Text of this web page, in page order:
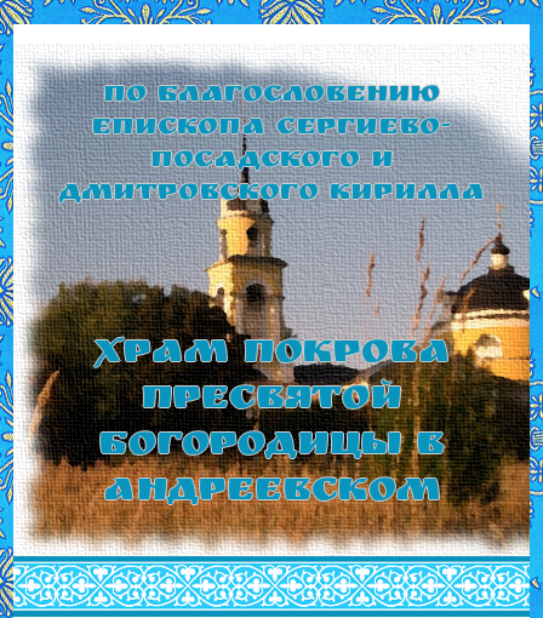
По благословению
Епископа Сергиево-
Посадского и
Дмитровского Кирилла
Храм Покрова
Пресвятой
Богородицы в
Андреевском